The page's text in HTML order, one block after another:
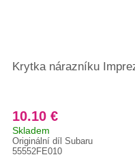
Krytka nárazníku
10.10 €
Skladem
Originální díl Subaru
55552FE010